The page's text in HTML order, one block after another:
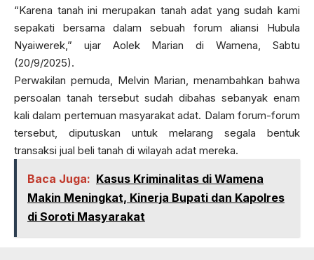
“Karena tanah ini merupakan tanah adat yang sudah kami
sepakati bersama dalam sebuah forum aliansi Hubula
Nyaiwerek,” ujar Aolek Marian di Wamena, Sabtu
(20/9/2025).
Perwakilan pemuda, Melvin Marian, menambahkan bahwa
persoalan tanah tersebut sudah dibahas sebanyak enam
kali dalam pertemuan masyarakat adat. Dalam forum-forum
tersebut, diputuskan untuk melarang segala bentuk
transaksi jual beli tanah di wilayah adat mereka.
Baca Juga: Kasus Kriminalitas di Wamena
Makin Meningkat, Kinerja Bupati dan Kapolres
di Soroti Masyarakat